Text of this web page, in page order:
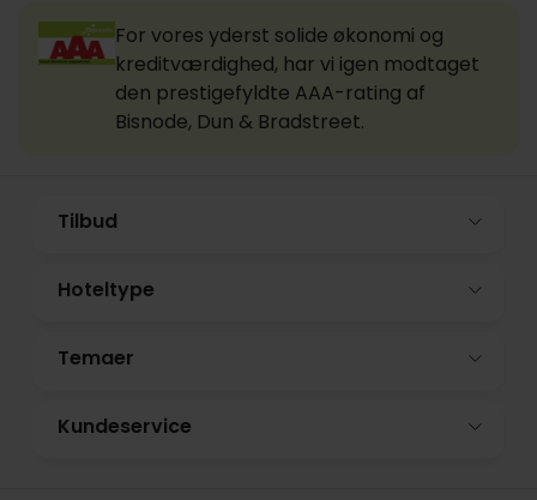
For vores yderst solide økonomi og
kreditværdighed, har vi igen modtaget
den prestigefyldte AAA-rating af
Bisnode, Dun & Bradstreet.
Tilbud
Hoteltype
Temaer
Kundeservice